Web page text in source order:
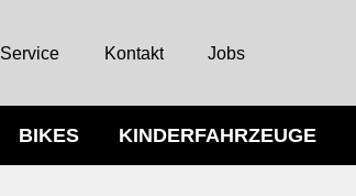
Service Kontakt Jobs
BIKES KINDERFAHRZEUGE